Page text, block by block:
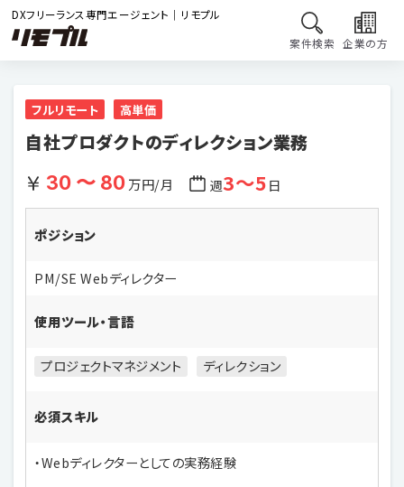
DXフリーランス専門エージェント｜リモプル
案件検索 企業の方
フルリモート 高単価
自社プロダクトのディレクション業務
30 〜 80万円/月 週3〜5日
ポジション
PM/SE Webディレクター
使用ツール・言語
プロジェクトマネジメント ディレクション
必須スキル
・Webディレクターとしての実務経験